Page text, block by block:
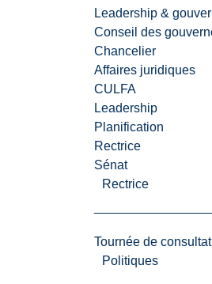
Leadership &
Conseil des
Chancelier
Affaires juridiques
CULFA
Leadership
Planification
Rectrice
Sénat
Rectrice
Tournée de
Politiques